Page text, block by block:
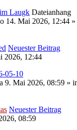
Laugk Dateianhang
14. Mai 2026, 12:44 »
Neuester Beitrag
2026, 12:44
05-10
9. Mai 2026, 08:59 »
Neuester Beitrag
08:59